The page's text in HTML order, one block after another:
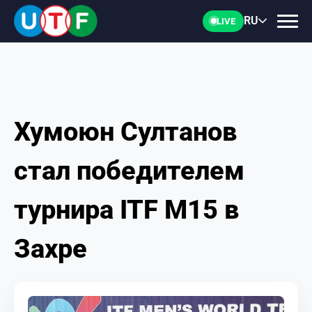
LIVE RU
ГЛАВНАЯ
ФТУ
НОВОСТИ
ДОКУМЕНТЫ
Хумоюн Султанов
стал победителем
турнира ITF M15 в
Захре